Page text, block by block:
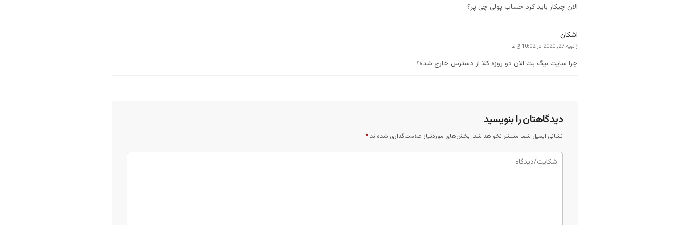
الان چیکار باید کرد حساب پولی چی پر؟
اشکان
‫ژانویه 27, 2020 در 10:02 ق.ظ
چرا سایت بیگ بت الان دو روزه کلا از دسترس خارج شده؟
دیدگاهتان را بنویسید
نشانی ایمیل شما منتشر نخواهد شد. بخش‌های موردنیاز علامت‌گذاری شده‌اند *